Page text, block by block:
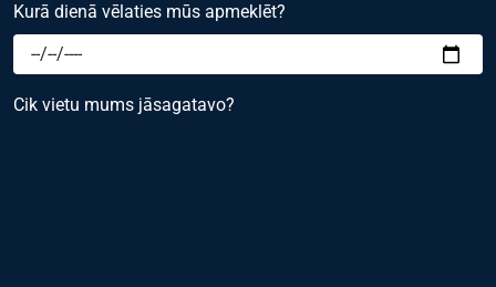
Kurā dienā vēlaties mūs apmeklēt?
Cik vietu mums jāsagatavo?